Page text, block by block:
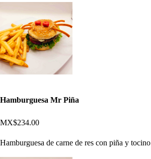
Hamburguesa Mr Piña
MX$234.00
Hamburguesa de carne de res con piña y tocino